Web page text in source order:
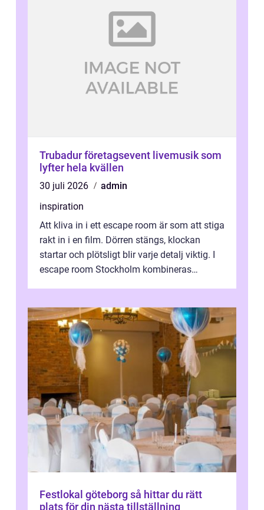
Trubadur företagsevent livemusik som
lyfter hela kvällen
30 juli 2026
admin
inspiration
Att kliva in i ett escape room är som att stiga
rakt in i en film. Dörren stängs, klockan
startar och plötsligt blir varje detalj viktig. I
escape room Stockholm kombineras
Festlokal göteborg så hittar du rätt
plats för din nästa tillställning